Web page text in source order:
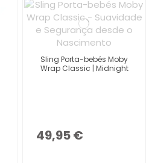
Sling Porta-bebés Moby
Wrap Classic | Midnight
49,95 €